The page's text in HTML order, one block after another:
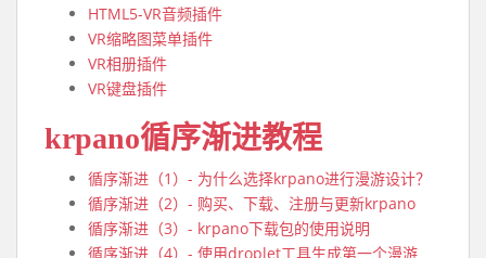
HTML5-VR音频插件
VR缩略图菜单插件
VR相册插件
VR键盘插件
krpano循序渐进教程
循序渐进（1）- 为什么选择krpano进行漫游设计？
循序渐进（2）- 购买、下载、注册与更新krpano
循序渐进（3）- krpano下载包的使用说明
循序渐进（4）- 使用droplet工具生成第一个漫游